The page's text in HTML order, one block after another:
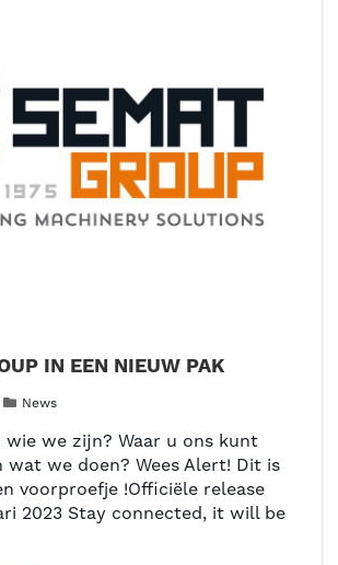
IN EEN NIEUW PAK
News
wie we zijn? Waar u ons kunt
wat we doen? Wees Alert! Dit is
voorproefje !Officiële release
2023 Stay connected, it will be